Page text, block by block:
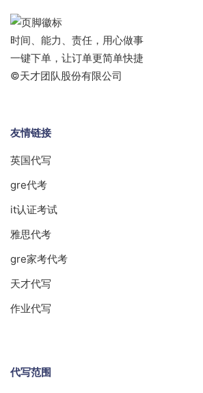
时间、能力、责任，用心做事
一键下单，让订单更简单快捷
©天才团队股份有限公司
友情链接
英国代写
gre代考
it认证考试
雅思代考
gre家考代考
天才代写
作业代写
代写范围